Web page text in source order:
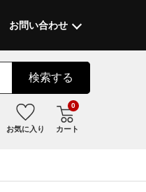
お問い合わせ
検索する
お気に入り カート
0